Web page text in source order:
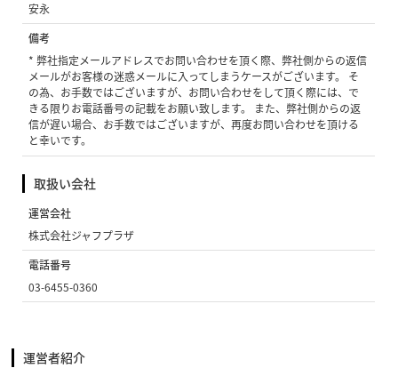
安永
備考
* 弊社指定メールアドレスでお問い合わせを頂く際、弊社側からの返信
メールがお客様の迷惑メールに入ってしまうケースがございます。 そ
の為、お手数ではございますが、お問い合わせをして頂く際には、で
きる限りお電話番号の記載をお願い致します。 また、弊社側からの返
信が遅い場合、お手数ではございますが、再度お問い合わせを頂ける
と幸いです。
取扱い会社
運営会社
株式会社ジャフプラザ
電話番号
03-6455-0360
運営者紹介